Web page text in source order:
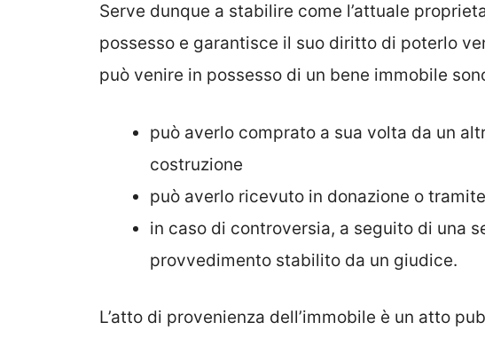
Serve dunque a stabilire come l’attuale
possesso e garantisce il suo diritto di poterlo
può venire in possesso di un bene immobile
può averlo comprato a sua volta da un
costruzione
può averlo ricevuto in donazione o
in caso di controversia, a seguito di una
provvedimento stabilito da un giudice.
L’atto di provenienza dell’immobile è un atto